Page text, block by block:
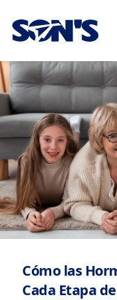
Laboratorios
Cómo las
Cada Etapa